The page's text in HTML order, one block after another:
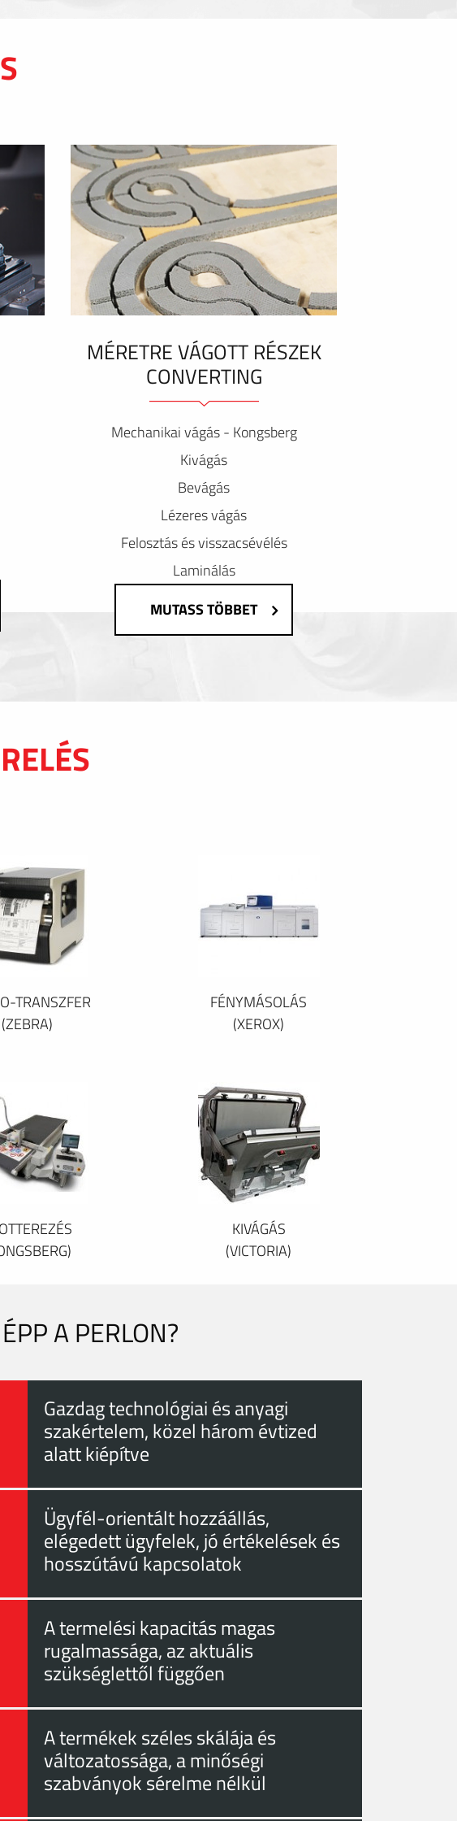
MÉRETRE VÁGOTT RÉSZEK
CONVERTING
Mechanikai vágás - Kongsberg
Kivágás
Bevágás
Lézeres vágás
Felosztás és visszacsévélés
Laminálás
MUTASS TÖBBET
TRANSZFER
(ZEBRA)
FÉNYMÁSOLÁS
(XEROX)
KIVÁGÁS
(VICTORIA)
A PERLON?
Gazdag technológiai és anyagi
szakértelem, közel három évtized
alatt kiépítve
Ügyfél-orientált hozzáállás,
elégedett ügyfelek, jó értékelések és
hosszútávú kapcsolatok
A termelési kapacitás magas
rugalmassága, az aktuális
szükséglettől függően
A termékek széles skálája és
változatossága, a minőségi
szabványok sérelme nélkül